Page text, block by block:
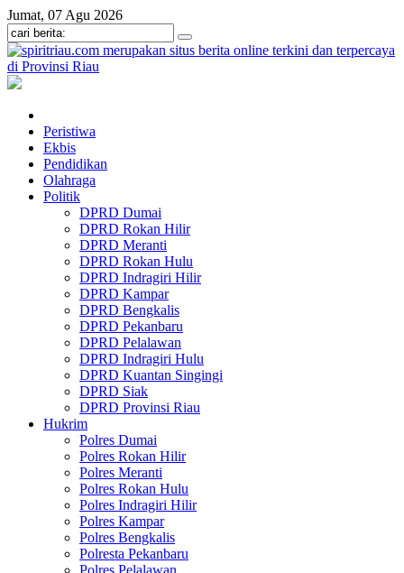
Jumat, 07 Agu 2026
Peristiwa
Ekbis
Pendidikan
Olahraga
Politik
DPRD Dumai
DPRD Rokan Hilir
DPRD Meranti
DPRD Rokan Hulu
DPRD Indragiri Hilir
DPRD Kampar
DPRD Bengkalis
DPRD Pekanbaru
DPRD Pelalawan
DPRD Indragiri Hulu
DPRD Kuantan Singingi
DPRD Siak
DPRD Provinsi Riau
Hukrim
Polres Dumai
Polres Rokan Hilir
Polres Meranti
Polres Rokan Hulu
Polres Indragiri Hilir
Polres Kampar
Polres Bengkalis
Polresta Pekanbaru
Polres Pelalawan